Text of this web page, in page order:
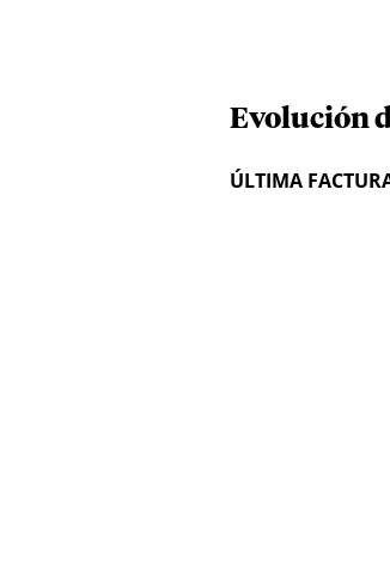
Evolución
ÚLTIMA